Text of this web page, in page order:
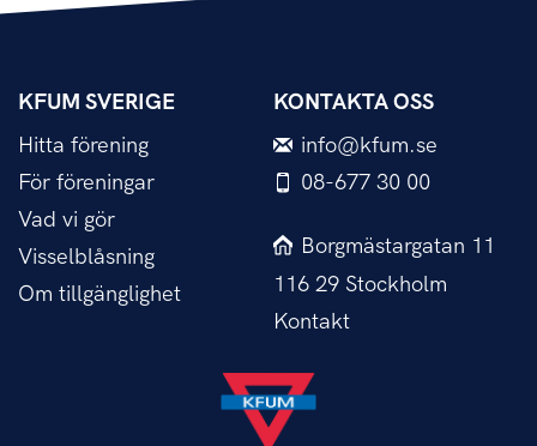
KFUM SVERIGE
Hitta förening
För föreningar
Vad vi gör
Visselblåsning
Om tillgänglighet
KONTAKTA OSS
info@kfum.se
08-677 30 00
Borgmästargatan 11
116 29 Stockholm
Kontakt